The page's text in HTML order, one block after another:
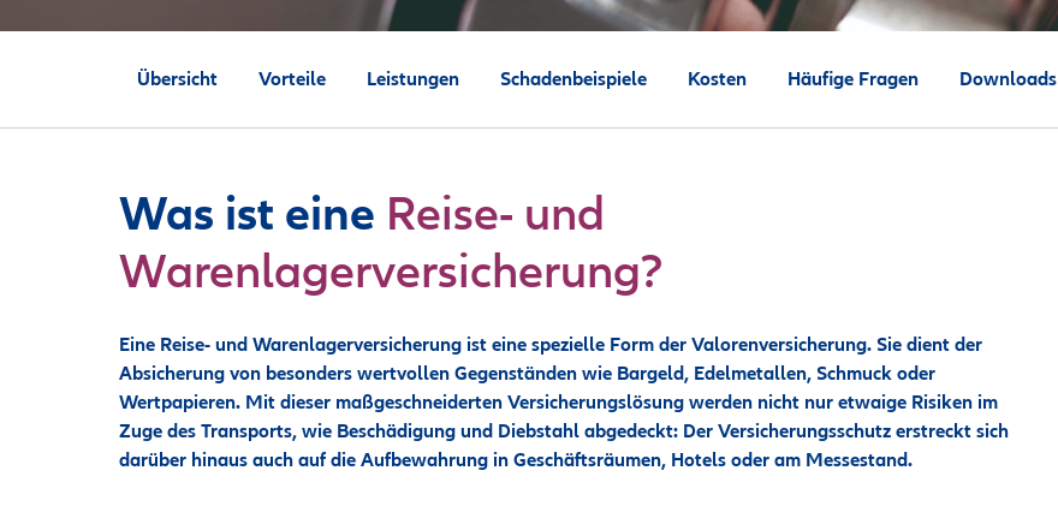
Übersicht Vorteile Leistungen Schadenbeispiele Kosten Häufige Fragen Downloads
Was ist eine Reise- und
Warenlagerversicherung?
Eine Reise- und Warenlagerversicherung ist eine spezielle Form der Valorenversicherung. Sie dient der
Absicherung von besonders wertvollen Gegenständen wie Bargeld, Edelmetallen, Schmuck oder
Wertpapieren. Mit dieser maßgeschneiderten Versicherungslösung werden nicht nur etwaige Risiken im
Zuge des Transports, wie Beschädigung und Diebstahl abgedeckt: Der Versicherungsschutz erstreckt sich
darüber hinaus auch auf die Aufbewahrung in Geschäftsräumen, Hotels oder am Messestand.